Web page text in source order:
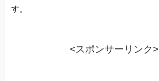
す。
<スポンサーリンク>